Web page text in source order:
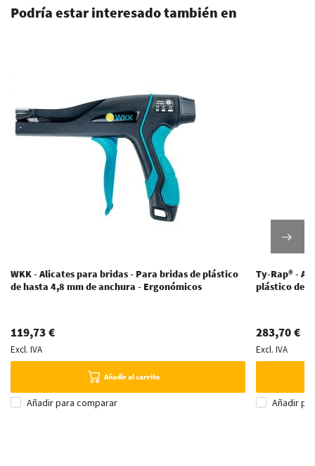
Podría estar interesado también en
WKK - Alicates para bridas - Para bridas de plástico
de hasta 4,8 mm de anchura - Ergonómicos
119,73 €
Excl. IVA
Añadir al carrito
Añadir para comparar
Ty-Rap® -
plástico de
283,70 €
Excl. IVA
Añadir